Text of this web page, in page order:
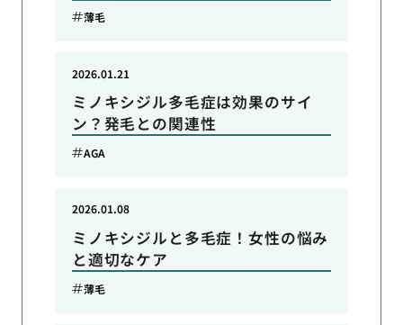
薄毛
ミノキシジル多毛症は効果のサイ
ン？発毛との関連性
2026.01.21
AGA
ミノキシジルと多毛症！女性の悩み
と適切なケア
2026.01.08
薄毛